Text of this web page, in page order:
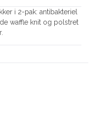
i 2-pak: antibakteriel
waffle knit og polstret